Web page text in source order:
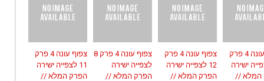
צפוף עונה 4 פרק
11 לצפייה ישירה
הפרק המלא //
צפוף עונה 4 פרק 8
לצפייה ישירה
הפרק המלא //
צפוף עונה 4 פרק
12 לצפייה ישירה
הפרק המלא //
צפוף עונה 4 פרק
ישירה
המלא //